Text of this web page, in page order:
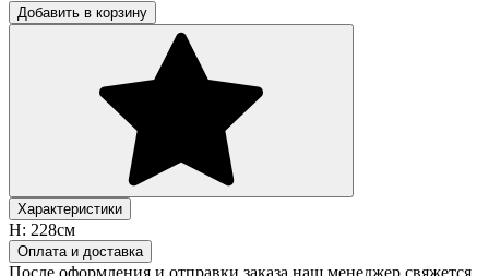
Добавить в корзину
Характеристики
H: 228см
Оплата и доставка